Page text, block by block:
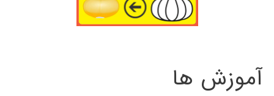
آموزش ها